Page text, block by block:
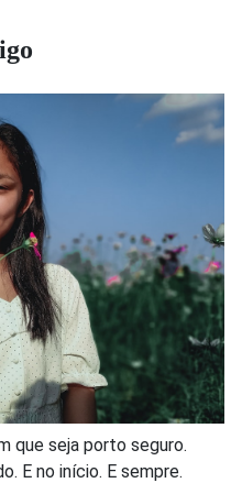
que seja porto seguro.
E no início. E sempre.